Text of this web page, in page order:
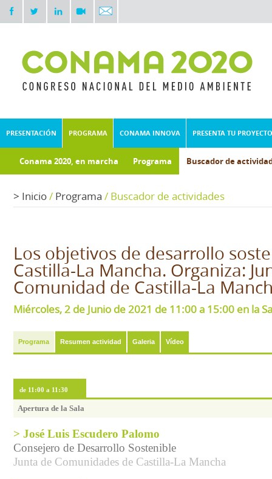
PRESENTACIÓN PROGRAMA CONAMA INNOVA PRESENTA TU PROYECTO
Conama 2020, en marcha Programa Buscador de
> Inicio/ Programa / Buscador de actividades
Los objetivos de desarrollo
Castilla-La Mancha. Organiza:
Comunidad de Castilla-La
Miércoles, 2 de Junio de 2021 de 11:00 a 15:00 en la
Programa Resumen actividad Galeria Vídeo
de 11:00 a 11:30
Apertura de la Sala
> José Luis Escudero Palomo
Consejero de Desarrollo Sostenible
Junta de Comunidades de Castilla-La Mancha